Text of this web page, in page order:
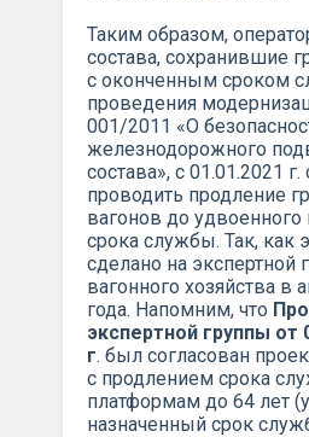
Таким образом,
состава, сохранившие
с оконченным сроком
проведения
001/2011 «О
железнодорожного
состава», с 01.01.2021 г.
проводить продление
вагонов до удвоенного
срока службы. Так, как
сделано на экспертной
вагонного хозяйства в
года. Напомним, что
экспертной группы от
г. был согласован
с продлением срока
платформам до 64 лет
назначенный срок